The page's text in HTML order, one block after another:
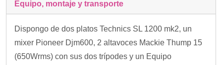
Equipo, montaje y transporte
Dispongo de dos platos Technics SL 1200 mk2, un
mixer Pioneer Djm600, 2 altavoces Mackie Thump 15
(650Wrms) con sus dos trípodes y un Equipo